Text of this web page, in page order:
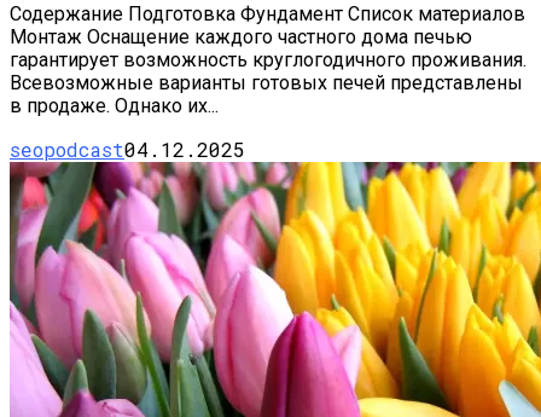
Содержание Подготовка Фундамент Список материалов
Монтаж Оснащение каждого частного дома печью
гарантирует возможность круглогодичного проживания.
Всевозможные варианты готовых печей представлены
в продаже. Однако их...
seopodcast04.12.2025